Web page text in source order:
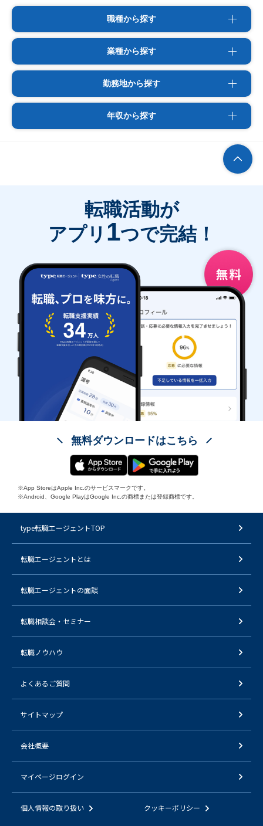
職種から探す
業種から探す
勤務地から探す
年収から探す
転職活動が
アプリ 1つで完結！
無料ダウンロードはこちら
※App StoreはApple Inc.のサービスマークです。
※Android、Google PlayはGoogle Inc.の商標または登録商標です。
type転職エージェントTOP
転職エージェントとは
転職エージェントの面談
転職相談会・セミナー
転職ノウハウ
よくあるご質問
サイトマップ
会社概要
マイページログイン
個人情報の取り扱い クッキーポリシー